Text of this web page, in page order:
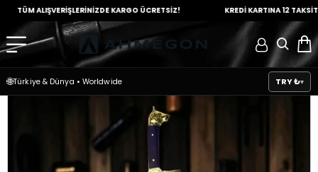
ALIŞVERİŞLERİNİZDEKARGO ÜCRETSİZ! KREDİ KARTINA12 TAKSİT
🌐Türkiye & Dünya • Worldwide TRY ₺